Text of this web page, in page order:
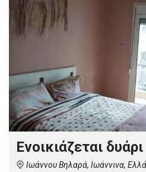
Ενοικιάζεται
Ιωάννου Βηλαρά, Ιωάννινα,